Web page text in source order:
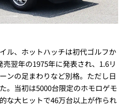
ル、ホットハッチは初代ゴルフか
翌年の1975年に発表され、1.6リ
ンの足まわりなど別格。ただし日
。当初は5000台限定のホモロゲモ
な大ヒットで46万台以上が作られ